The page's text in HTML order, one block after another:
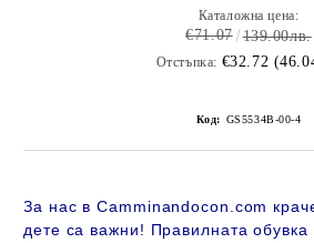
Каталожна цена:
€71.07 139.00лв.
Отстъпка: €32.72
Код: GS5534B-00-4
За нас в Camminandocon.com
дете са важни! Правилната обувка